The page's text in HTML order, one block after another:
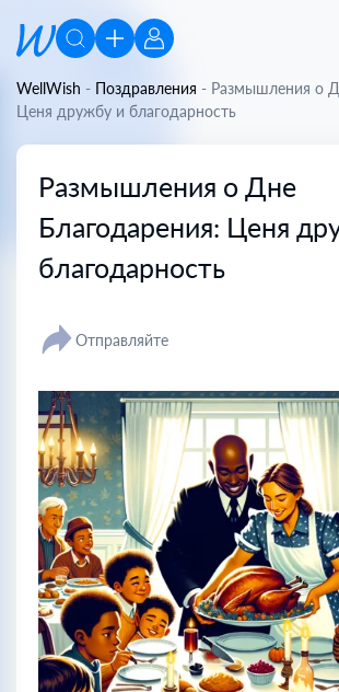
WellWish - Поздравления - Размышления о
Ценя дружбу и благодарность
Размышления о Дне
Благодарения: Ценя
благодарность
Отправляйте